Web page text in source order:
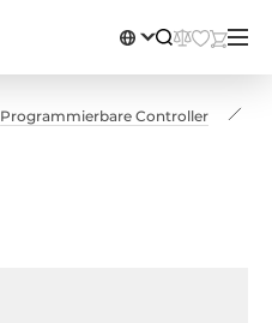
Programmierbare Controller